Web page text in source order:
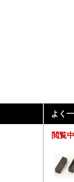
よく
閲覧